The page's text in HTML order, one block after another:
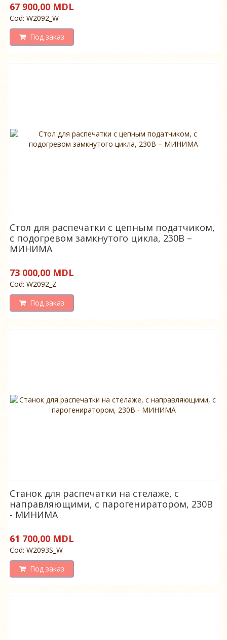
67 900,00 MDL
Cod: W2092_W
Под заказ
Стол для распечатки с цепным податчиком,
с подогревом замкнутого цикла, 230В –
МИНИМА
73 000,00 MDL
Cod: W2092_Z
Под заказ
Станок для распечатки на стелаже, с
направляющими, с парогениратором, 230В
- МИНИМА
61 700,00 MDL
Cod: W2093S_W
Под заказ